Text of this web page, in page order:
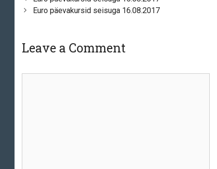
navigation
Euro päevakursid seisuga 16.08.2017
Leave a Comment